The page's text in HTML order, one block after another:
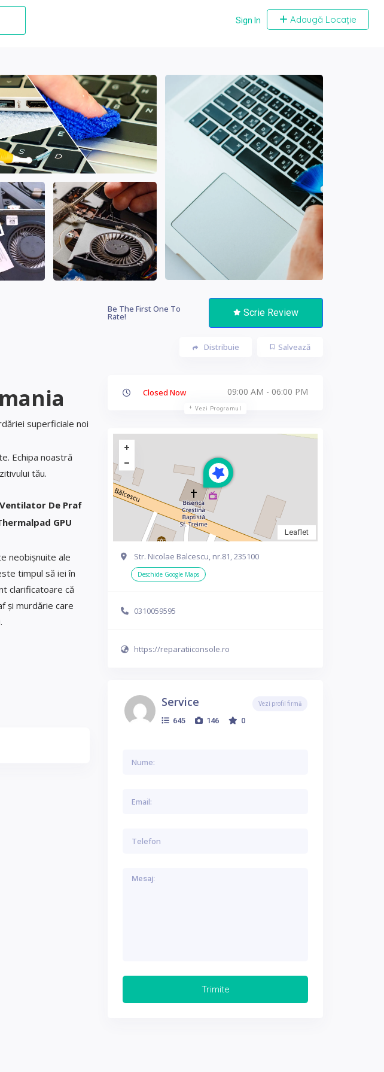
Sign In Adaugă Locație
Be The First One To
Rate! Scrie Review
Salvează
Distribuie
superficiale noi
Echipa noastră
tău.
De Praf
GPU
neobișnuite ale
timpul să iei în
clarificatoare că
și murdărie care
Closed Now 09:00 AM - 06:00 PM
Vezi Programul
Leaflet
Str. Nicolae Balcescu, nr.81, 235100
Deschide Google Maps
0310059595
https://reparatiiconsole.ro
Service
645 146 0
Vezi profil firmă